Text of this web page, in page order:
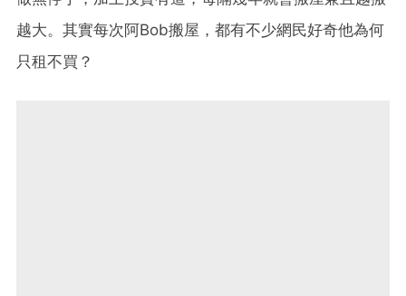
越大。其實每次阿Bob搬屋，都有不少網民好奇他為何
只租不買？